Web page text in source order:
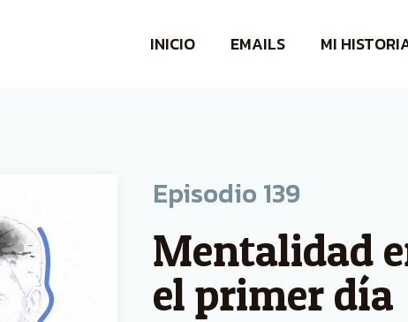
INICIO EMAILS MI
Episodio 139
Mentalidad
el primer día